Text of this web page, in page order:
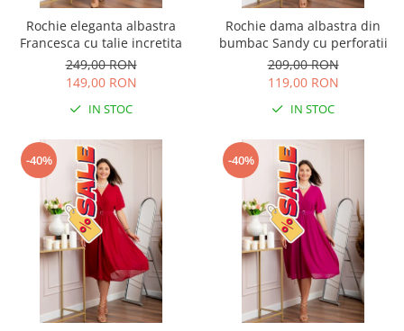
Rochie eleganta albastra
Francesca cu talie incretita
249,00 RON
149,00 RON
IN STOC
Rochie dama albastra din
bumbac Sandy cu perforatii
209,00 RON
119,00 RON
IN STOC
-40% -40%